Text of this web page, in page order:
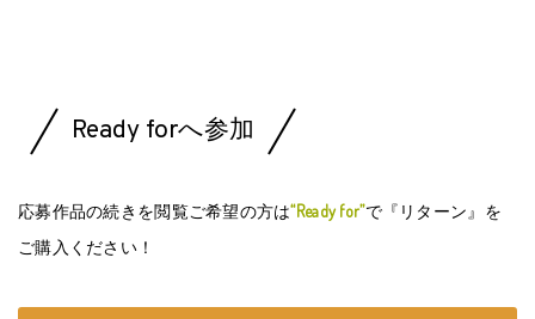
Ready forへ参加
応募作品の続きを閲覧ご希望の方は“Ready for”で『リターン』を
ご購入ください！